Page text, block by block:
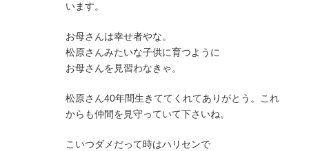
います。
お母さんは幸せ者やな。
松原さんみたいな子供に育つように
お母さんを見習わなきゃ。
松原さん40年間生きててくれてありがとう。これ
からも仲間を見守っていて下さいね。
こいつダメだって時はハリセンで